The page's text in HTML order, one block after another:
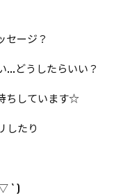
セージ？
...どうしたらいい？
ちしています☆
したり
` )